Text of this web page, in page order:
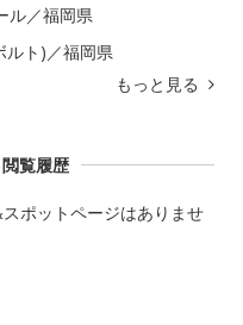
ル／福岡県
ルト)／福岡県
もっと見る
閲覧履歴
ポットページはありませ